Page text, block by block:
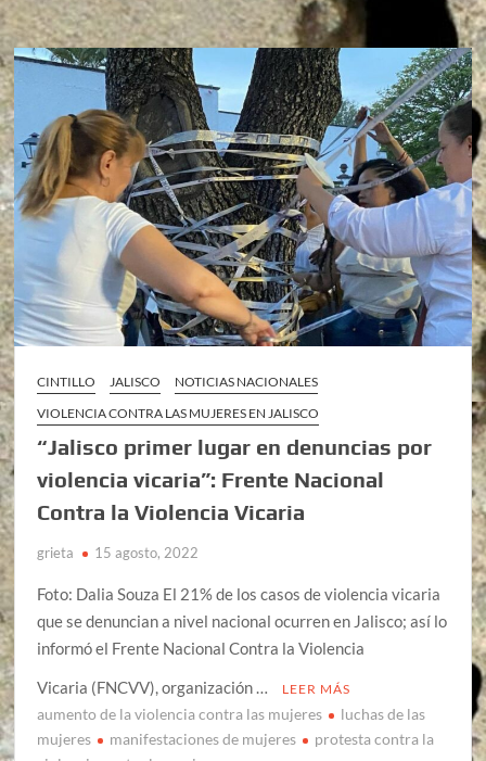
CINTILLO JALISCO
NOTICIAS NACIONALES
VIOLENCIA CONTRA LAS MUJERES EN JALISCO
“Jalisco primer lugar en denuncias por
violencia vicaria”: Frente Nacional
Contra la Violencia Vicaria
grieta 15 agosto, 2022
Foto: Dalia Souza El 21% de los casos de violencia vicaria
que se denuncian a nivel nacional ocurren en Jalisco; así lo
informó el Frente Nacional Contra la Violencia
Vicaria (FNCVV), organización …
LEER MÁS
aumento de la violencia contra las mujeres
luchas de las
mujeres
manifestaciones de mujeres
protesta contra la